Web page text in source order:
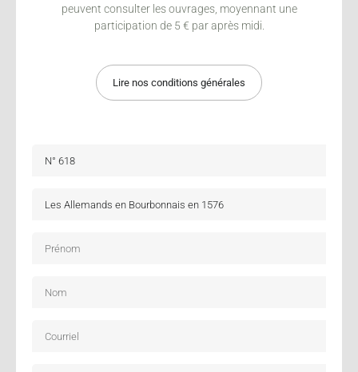
peuvent consulter les ouvrages, moyennant une
participation de 5 € par après midi.
Lire nos conditions générales